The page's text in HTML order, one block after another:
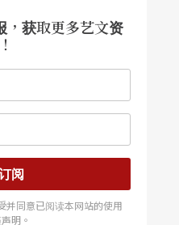
，获取更多艺文资
阅
并同意已阅读本网站的使用
明。